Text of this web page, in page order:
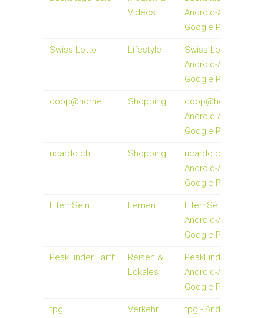
Videos
Android-Apps auf
Google Play
Swiss Lotto Lifestyle
Swiss Lotto -
Android-Apps auf
Google Play
coop@home Shopping
coop@home -
Android Apps auf
Google Play
ricardo.ch Shopping
ricardo.ch -
Android-Apps auf
Google Play
ElternSein Lernen
ElternSein -
Android-Apps auf
Google Play
PeakFinder Earth
Reisen &
Lokales
PeakFinder Alps -
Android-Apps auf
Google Play
tpg Verkehr
tpg - Android-